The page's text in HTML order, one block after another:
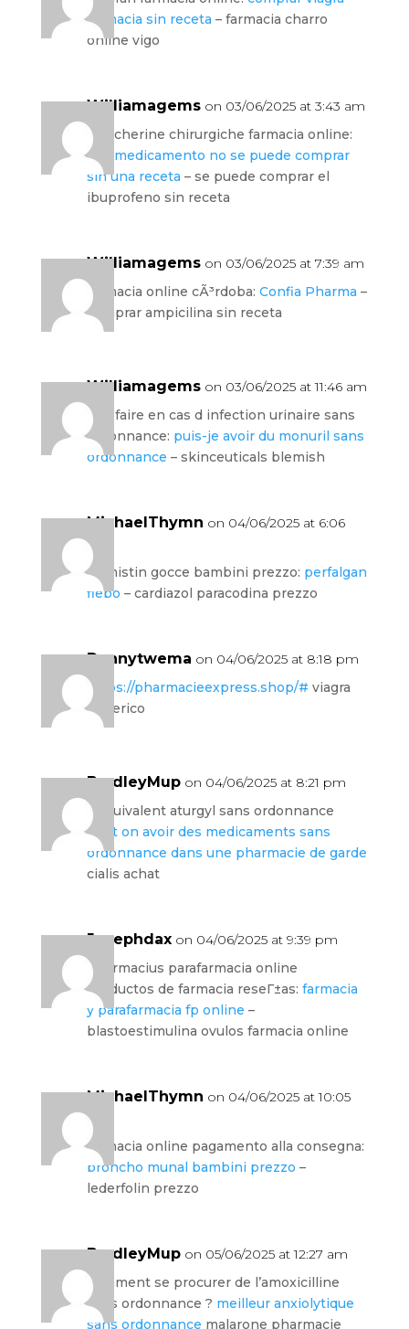
farmacia sin receta – farmacia charro
online vigo
Williamagems on 03/06/2025 at 3:43 am
mascherine chirurgiche farmacia online:
ese medicamento no se puede comprar
sin una receta – se puede comprar el
ibuprofeno sin receta
Williamagems on 03/06/2025 at 7:39 am
farmacia online cÃ³rdoba: Confia Pharma –
comprar ampicilina sin receta
Williamagems on 03/06/2025 at 11:46 am
que faire en cas d infection urinaire sans
ordonnance: puis-je avoir du monuril sans
ordonnance – skinceuticals blemish
MichaelThymn on 04/06/2025 at 6:06
pm
formistin gocce bambini prezzo: perfalgan
flebo – cardiazol paracodina prezzo
Dannytwema on 04/06/2025 at 8:18 pm
https://pharmacieexpress.shop/# viagra
generico
BradleyMup on 04/06/2025 at 8:21 pm
Г©quivalent aturgyl sans ordonnance
peut on avoir des medicaments sans
ordonnance dans une pharmacie de garde
cialis achat
Josephdax on 04/06/2025 at 9:39 pm
pharmacius parafarmacia online
productos de farmacia reseГ±as: farmacia
y parafarmacia fp online –
blastoestimulina ovulos farmacia online
MichaelThymn on 04/06/2025 at 10:05
pm
farmacia online pagamento alla consegna:
broncho munal bambini prezzo –
lederfolin prezzo
BradleyMup on 05/06/2025 at 12:27 am
comment se procurer de l’amoxicilline
sans ordonnance ? meilleur anxiolytique
sans ordonnance malarone pharmacie